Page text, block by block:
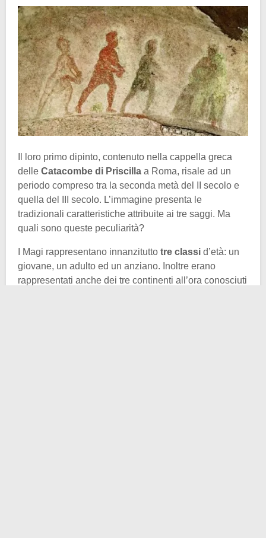
Il loro primo dipinto, contenuto nella cappella greca
delle Catacombe di Priscilla a Roma, risale ad un
periodo compreso tra la seconda metà del II secolo e
quella del III secolo. L’immagine presenta le
tradizionali caratteristiche attribuite ai tre saggi. Ma
quali sono queste peculiarità?
I Magi rappresentano innanzitutto tre classi d’età: un
giovane, un adulto ed un anziano. Inoltre erano
rappresentati anche dei tre continenti all’ora conosciuti